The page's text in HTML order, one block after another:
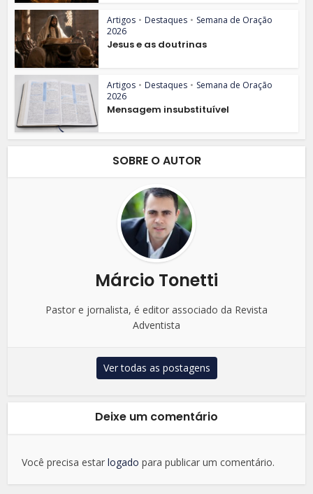
Artigos • Destaques • Semana de Oração
2026
Jesus e as doutrinas
Artigos • Destaques • Semana de Oração
2026
Mensagem insubstituível
SOBRE O AUTOR
Márcio Tonetti
Pastor e jornalista, é editor associado da Revista
Adventista
Ver todas as postagens
Deixe um comentário
Você precisa estarlogado para publicar um comentário.